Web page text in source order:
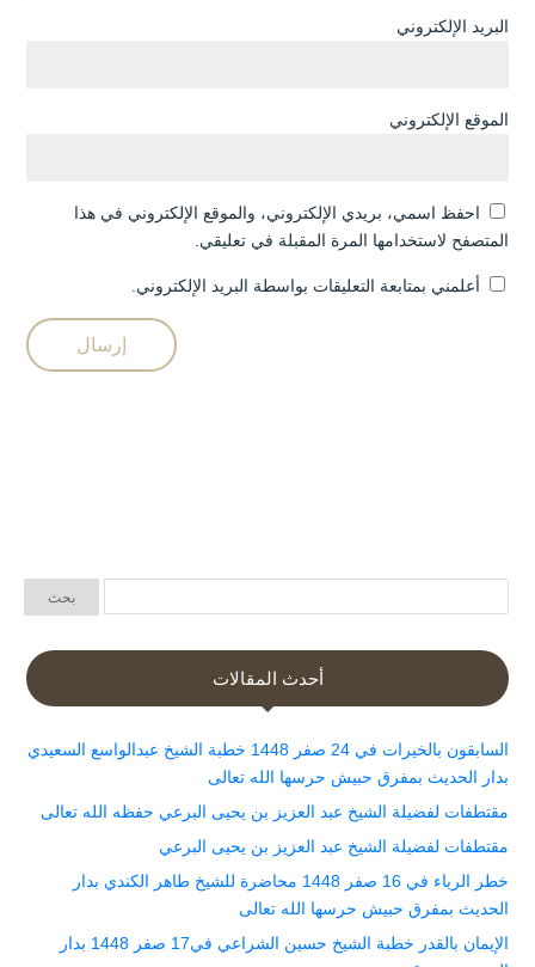
البريد الإلكتروني
الموقع الإلكتروني
احفظ اسمي، بريدي الإلكتروني، والموقع الإلكتروني في هذا
المتصفح لاستخدامها المرة المقبلة في تعليقي.
أعلمني بمتابعة التعليقات بواسطة البريد الإلكتروني.
أحدث المقالات
السابقون بالخيرات في 24 صفر 1448 خطبة الشيخ عبدالواسع السعيدي
بدار الحديث بمفرق حبيش حرسها الله تعالى
مقتطفات لفضيلة الشيخ عبد العزيز بن يحيى البرعي حفظه الله تعالى
مقتطفات لفضيلة الشيخ عبد العزيز بن يحيى البرعي
خطر الرياء في 16 صفر 1448 محاضرة للشيخ طاهر الكندي بدار
الحديث بمفرق حبيش حرسها الله تعالى
الإيمان بالقدر خطبة الشيخ حسين الشراعي في17 صفر 1448 بدار